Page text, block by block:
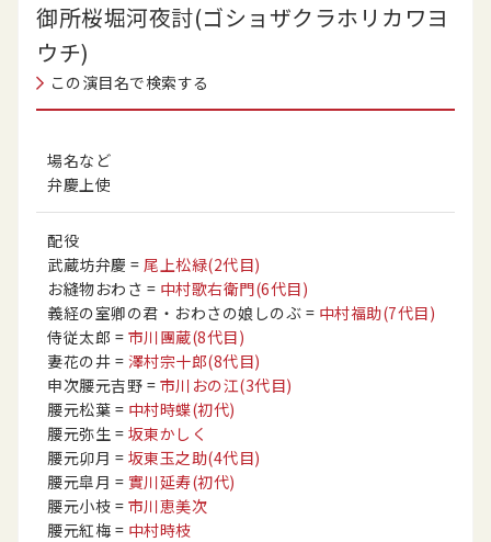
御所桜堀河夜討(ゴショザクラホリカワヨ
ウチ)
この演目名で検索する
場名など
弁慶上使
配役
武蔵坊弁慶 = 尾上松緑(2代目)
お縫物おわさ = 中村歌右衛門(6代目)
義経の室卿の君・おわさの娘しのぶ = 中村福助(7代目)
侍従太郎 = 市川團蔵(8代目)
妻花の井 = 澤村宗十郎(8代目)
申次腰元吉野 = 市川おの江(3代目)
腰元松葉 = 中村時蝶(初代)
腰元弥生 = 坂東かしく
腰元卯月 = 坂東玉之助(4代目)
腰元皐月 = 實川延寿(初代)
腰元小枝 = 市川恵美次
腰元紅梅 = 中村時枝